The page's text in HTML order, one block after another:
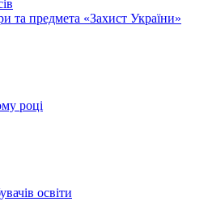
та предмета «Захист України»
році
освіти